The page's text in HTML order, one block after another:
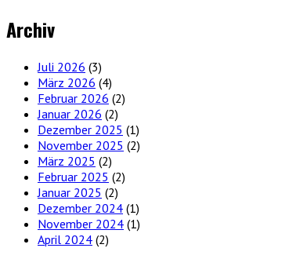
Archiv
Juli 2026 (3)
März 2026 (4)
Februar 2026 (2)
Januar 2026 (2)
Dezember 2025 (1)
November 2025 (2)
März 2025 (2)
Februar 2025 (2)
Januar 2025 (2)
Dezember 2024 (1)
November 2024 (1)
April 2024 (2)